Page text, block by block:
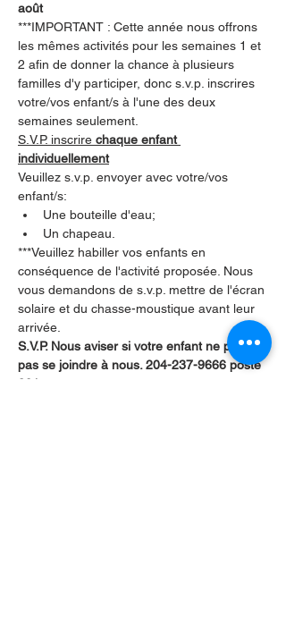
août
***IMPORTANT : Cette année nous offrons
les mêmes activités pour les semaines 1 et
2 afin de donner la chance à plusieurs
familles d'y participer, donc s.v.p. inscrires
votre/vos enfant/s à l'une des deux
semaines seulement.
S.V.P. inscrire chaque enfant
individuellement
Veuillez s.v.p. envoyer avec votre/vos
enfant/s:
Une bouteille d'eau;
Un chapeau.
***Veuillez habiller vos enfants en
conséquence de l'activité proposée. Nous
vous demandons de s.v.p. mettre de l'écran
solaire et du chasse-moustique avant leur
arrivée.
S.V.P. Nous aviser si votre enfant ne peut
pas se joindre à nous. 204-237-9666 poste
201